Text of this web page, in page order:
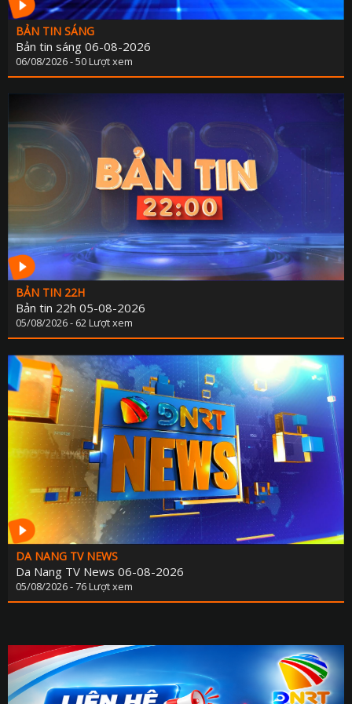
BẢN TIN SÁNG
Bản tin sáng 06-08-2026
06/08/2026 - 50 Lượt xem
BẢN TIN 22H
Bản tin 22h 05-08-2026
05/08/2026 - 62 Lượt xem
DA NANG TV NEWS
Da Nang TV News 06-08-2026
05/08/2026 - 76 Lượt xem